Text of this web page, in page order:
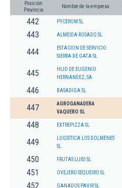
Posición
Provincia
Nombre de la empresa
442 PYCEROM SL
443 ALMEIDA ROSADO SL
444
ESTACION DE SERVICIO
SIERRA DE GATA SL
445
HIJO DE EUGENIO
HERNANDEZ, SA
446 BASADIGA SL
447
AGROGANADERA
VAQUERO SL
448 EXTREPIZZA SL
449
LOGISTICA LOS DOLMENES
SL.
450 FRUTAS LUISI SL
451 OVEJERO SEQUEIRO SL
452 GANADOS PAVIR SL